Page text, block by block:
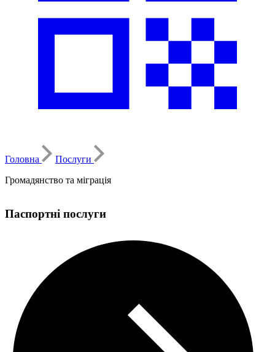
Головна
Послуги
Громадянство та міграція
Паспортні послуги